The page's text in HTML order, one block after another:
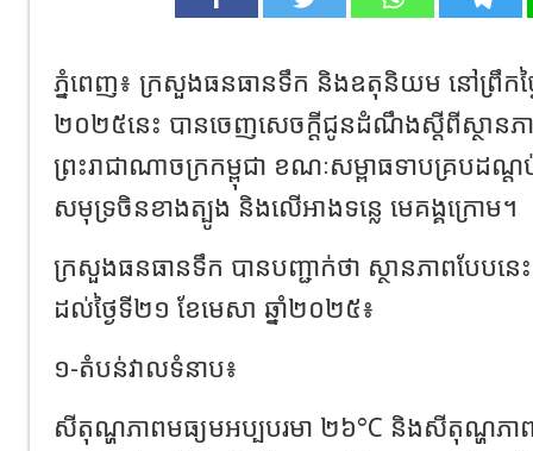
ភ្នំពេញ​៖​ ក្រសួងធនធានទឹក​ និង​ឧតុនិយម​ នៅព្រឹក​ថ្ង
២០២៥នេះ​ បានចេញសេចក្ដីជូនដំណឹង​ស្តីពីស្ថានភ
ព្រះរាជាណាចក្រកម្ពុជា ខណៈ​សម្ពាធទាបគ្របដណ្ត
សមុទ្រចិនខាងត្បូង និងលើអាងទន្លេ មេគង្គក្រោម។
ក្រសួងធនធានទឹក​ បានបញ្ជាក់ថា​ ស្ថានភាពបែបនេះ
ដល់ថ្ងៃទី២១ ខែមេសា ឆ្នាំ២០២៥៖
១-តំបន់វាលទំនាប៖
សីតុណ្ហភាពមធ្យមអប្បបរមា ២៦°C និងសីតុណ្ហភា